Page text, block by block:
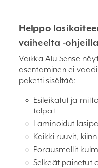
Helppo
vaiheelta -ohjeilla
Vaikka Alu Sense
asentaminen ei
paketti sisältää:
Esileikatut ja
tolpat
Laminoidut
Kaikki ruuvit,
Porausmallit
Selkeät painetut